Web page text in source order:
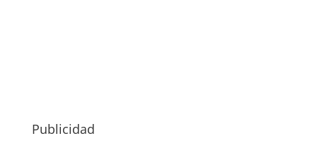
Publicidad